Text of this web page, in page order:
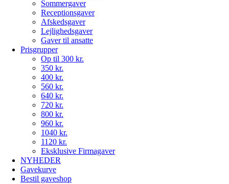
Sommergaver
Receptionsgaver
Afskedsgaver
Lejlighedsgaver
Gaver til ansatte
Prisgrupper
Op til 300 kr.
350 kr.
400 kr.
560 kr.
640 kr.
720 kr.
800 kr.
960 kr.
1040 kr.
1120 kr.
Eksklusive Firmagaver
NYHEDER
Gavekurve
Bestil gaveshop